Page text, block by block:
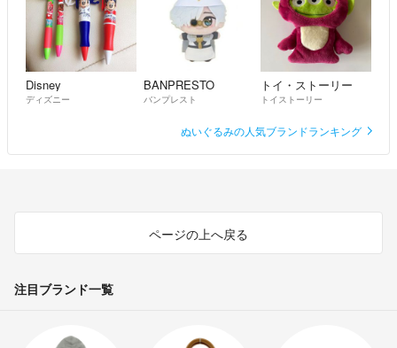
Disney
ディズニー
BANPRESTO
バンプレスト
トイ・ストーリー
トイストーリー
ぬいぐるみの人気ブランドランキング
ページの上へ戻る
注目ブランド一覧